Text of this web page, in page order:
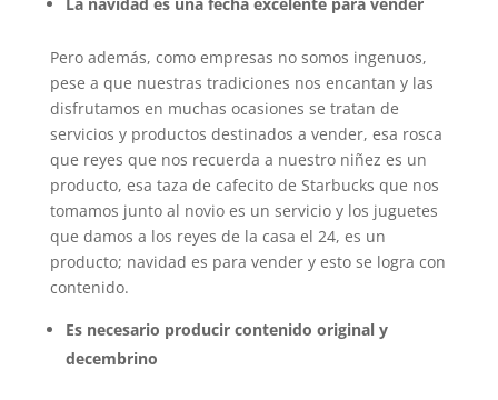
La navidad es una fecha excelente para vender
Pero además, como empresas no somos ingenuos,
pese a que nuestras tradiciones nos encantan y las
disfrutamos en muchas ocasiones se tratan de
servicios y productos destinados a vender, esa rosca
que reyes que nos recuerda a nuestro niñez es un
producto, esa taza de cafecito de Starbucks que nos
tomamos junto al novio es un servicio y los juguetes
que damos a los reyes de la casa el 24, es un
producto; navidad es para vender y esto se logra con
contenido.
Es necesario producir contenido original y
decembrino